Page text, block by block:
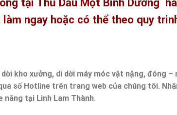
ngay hoặc có thể theo quy
kho xưởng, di dời máy móc vật nặng, đóng –
số Hotline trên trang web của chúng tôi.
tại Linh Lam Thành.